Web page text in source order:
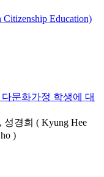
Education)
문화가정 학생에 대
성경희 ( Kyung Hee
)